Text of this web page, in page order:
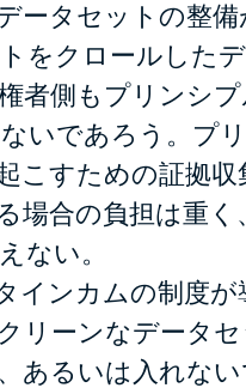
ータセットの整
をクロールした
者側もプリンシ
いであろう。プ
こすための証拠
場合の負担は重
ない。
インカムの制度が
リーンなデータ
あるいは入れな